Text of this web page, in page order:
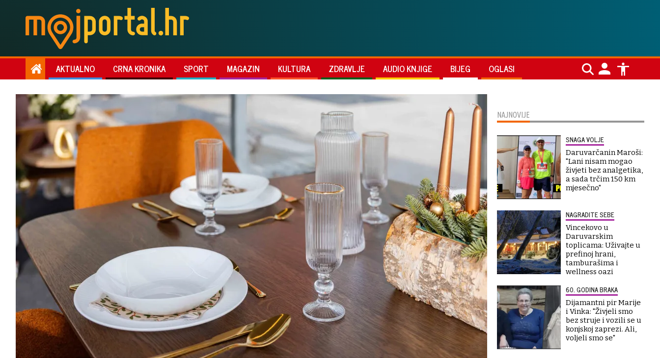
AKTUALNO CRNA KRONIKA SPORT MAGAZIN KULTURA ZDRAVLJE AUDIO KNJIGE BIJEG OGLASI
NAJNOVIJE
SNAGA VOLJE
Daruvarčanin Maroši:
"Lani nisam mogao
živjeti bez analgetika,
a sada trčim 150 km
mjesečno"
NAGRADITE SEBE
Vincekovo u
Daruvarskim
toplicama: Uživajte u
prefinoj hrani,
tamburašima i
wellness oazi
60. GODINA BRAKA
Dijamantni pir Marije
i Vinka: "Živjeli smo
bez struje i vozili se u
konjskoj zaprezi. Ali,
voljeli smo se"